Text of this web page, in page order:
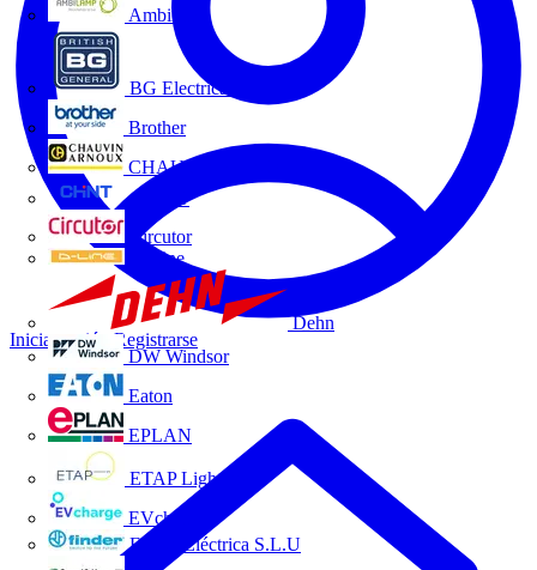
Ambilamp
BG Electrical
Brother
CHAUVIN ARNOUX
CHINT
Circutor
D-Line
Dehn
DW Windsor
Eaton
EPLAN
ETAP Lighting
EVcharge
Finder Eléctrica S.L.U
Iniciar sesión Registrarse